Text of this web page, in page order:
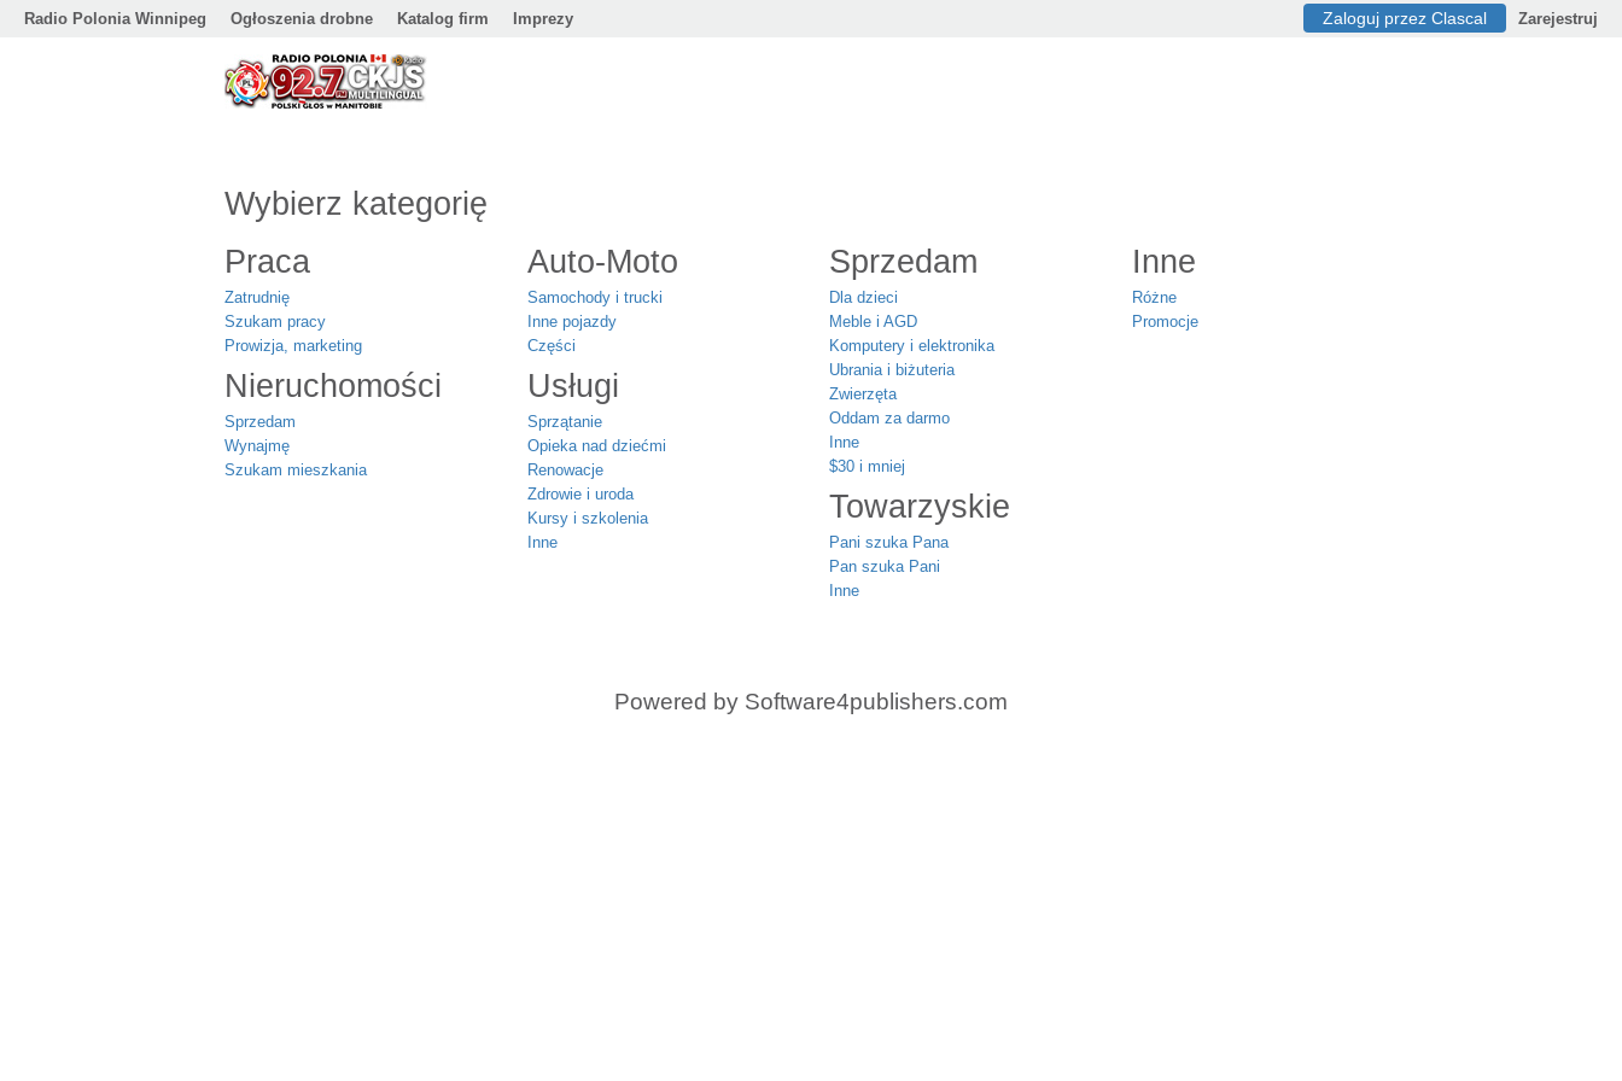
Radio Polonia Winnipeg Ogłoszenia drobne Katalog firm Imprezy Zaloguj przez Clascal Zarejestruj
Wybierz kategorię
Praca
Zatrudnię
Szukam pracy
Prowizja, marketing
Nieruchomości
Sprzedam
Wynajmę
Szukam mieszkania
Auto-Moto
Samochody i trucki
Inne pojazdy
Części
Usługi
Sprzątanie
Opieka nad dziećmi
Renowacje
Zdrowie i uroda
Kursy i szkolenia
Inne
Sprzedam
Dla dzieci
Meble i AGD
Komputery i elektronika
Ubrania i biżuteria
Zwierzęta
Oddam za darmo
Inne
$30 i mniej
Towarzyskie
Pani szuka Pana
Pan szuka Pani
Inne
Inne
Różne
Promocje
Powered by Software4publishers.com